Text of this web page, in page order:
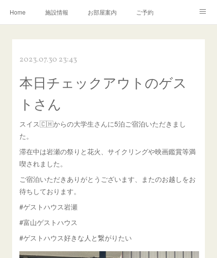
Home 施設情報 お部屋案内 ご予約
お問い合わせ／Q&A
2023.07.30 23:43
本日チェックアウトのゲス
トさん
スイス🇨🇭からの大学生さんに5泊ご宿泊いただきまし
た。
滞在中は岩瀬の祭りと花火、サイクリングや映画鑑賞等満
喫されました。
ご宿泊いただきありがとうございます、またのお越しをお
待ちしております。
#ゲストハウス岩瀬
#富山ゲストハウス
#ゲストハウス好きな人と繋がりたい